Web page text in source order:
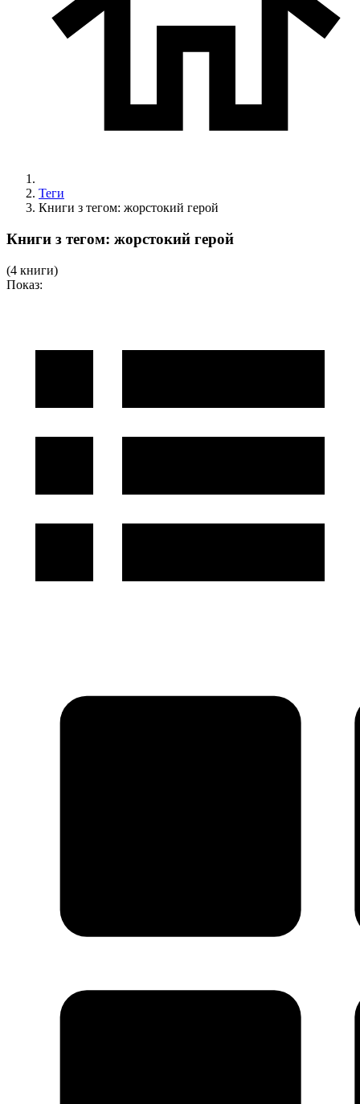
Теги
Книги з тегом: жорстокий герой
Книги з тегом: жорстокий герой
(4 книги)
Показ: